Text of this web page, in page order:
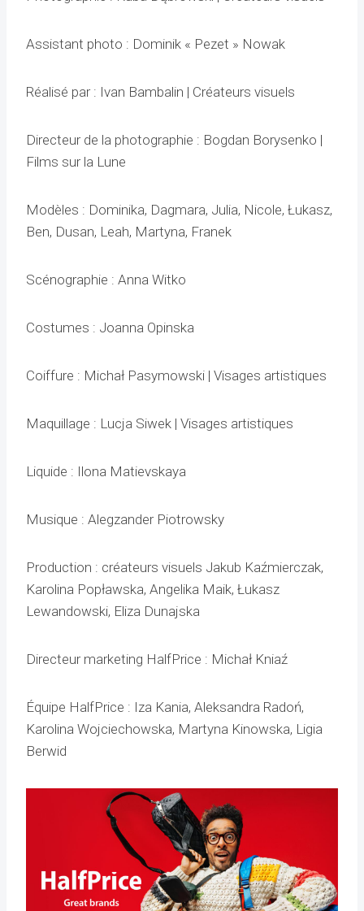
Assistant photo : Dominik « Pezet » Nowak
Réalisé par : Ivan Bambalin | Créateurs visuels
Directeur de la photographie : Bogdan Borysenko |
Films sur la Lune
Modèles : Dominika, Dagmara, Julia, Nicole, Łukasz,
Ben, Dusan, Leah, Martyna, Franek
Scénographie : Anna Witko
Costumes : Joanna Opinska
Coiffure : Michał Pasymowski | Visages artistiques
Maquillage : Lucja Siwek | Visages artistiques
Liquide : Ilona Matievskaya
Musique : Alegzander Piotrowsky
Production : créateurs visuels Jakub Kaźmierczak,
Karolina Popławska, Angelika Maik, Łukasz
Lewandowski, Eliza Dunajska
Directeur marketing HalfPrice : Michał Kniaź
Équipe HalfPrice : Iza Kania, Aleksandra Radoń,
Karolina Wojciechowska, Martyna Kinowska, Ligia
Berwid